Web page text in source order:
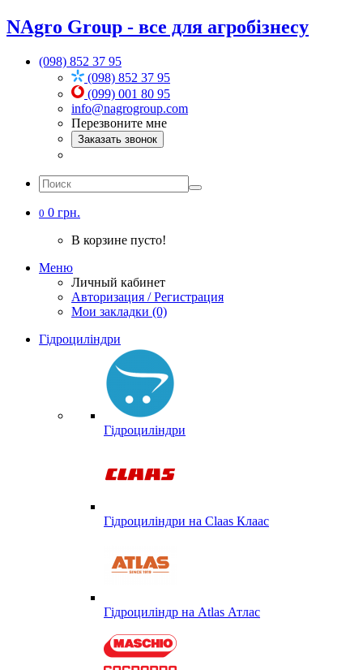
NAgro Group - все для агробізнесу
(098) 852 37 95
(098) 852 37 95
(099) 001 80 95
info@nagrogroup.com
Перезвоните мне
Заказать звонок
0 0 грн.
В корзине пусто!
Меню
Личный кабинет
Авторизация / Регистрация
Мои закладки (0)
Гідроциліндри
Гідроциліндри
Гідроциліндри на Claas Клаас
Гідроциліндр на Atlas Атлас